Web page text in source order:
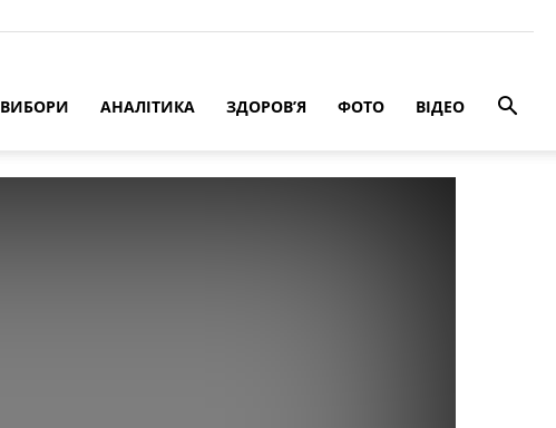
ВИБОРИ АНАЛІТИКА ЗДОРОВ’Я ФОТО ВІДЕО